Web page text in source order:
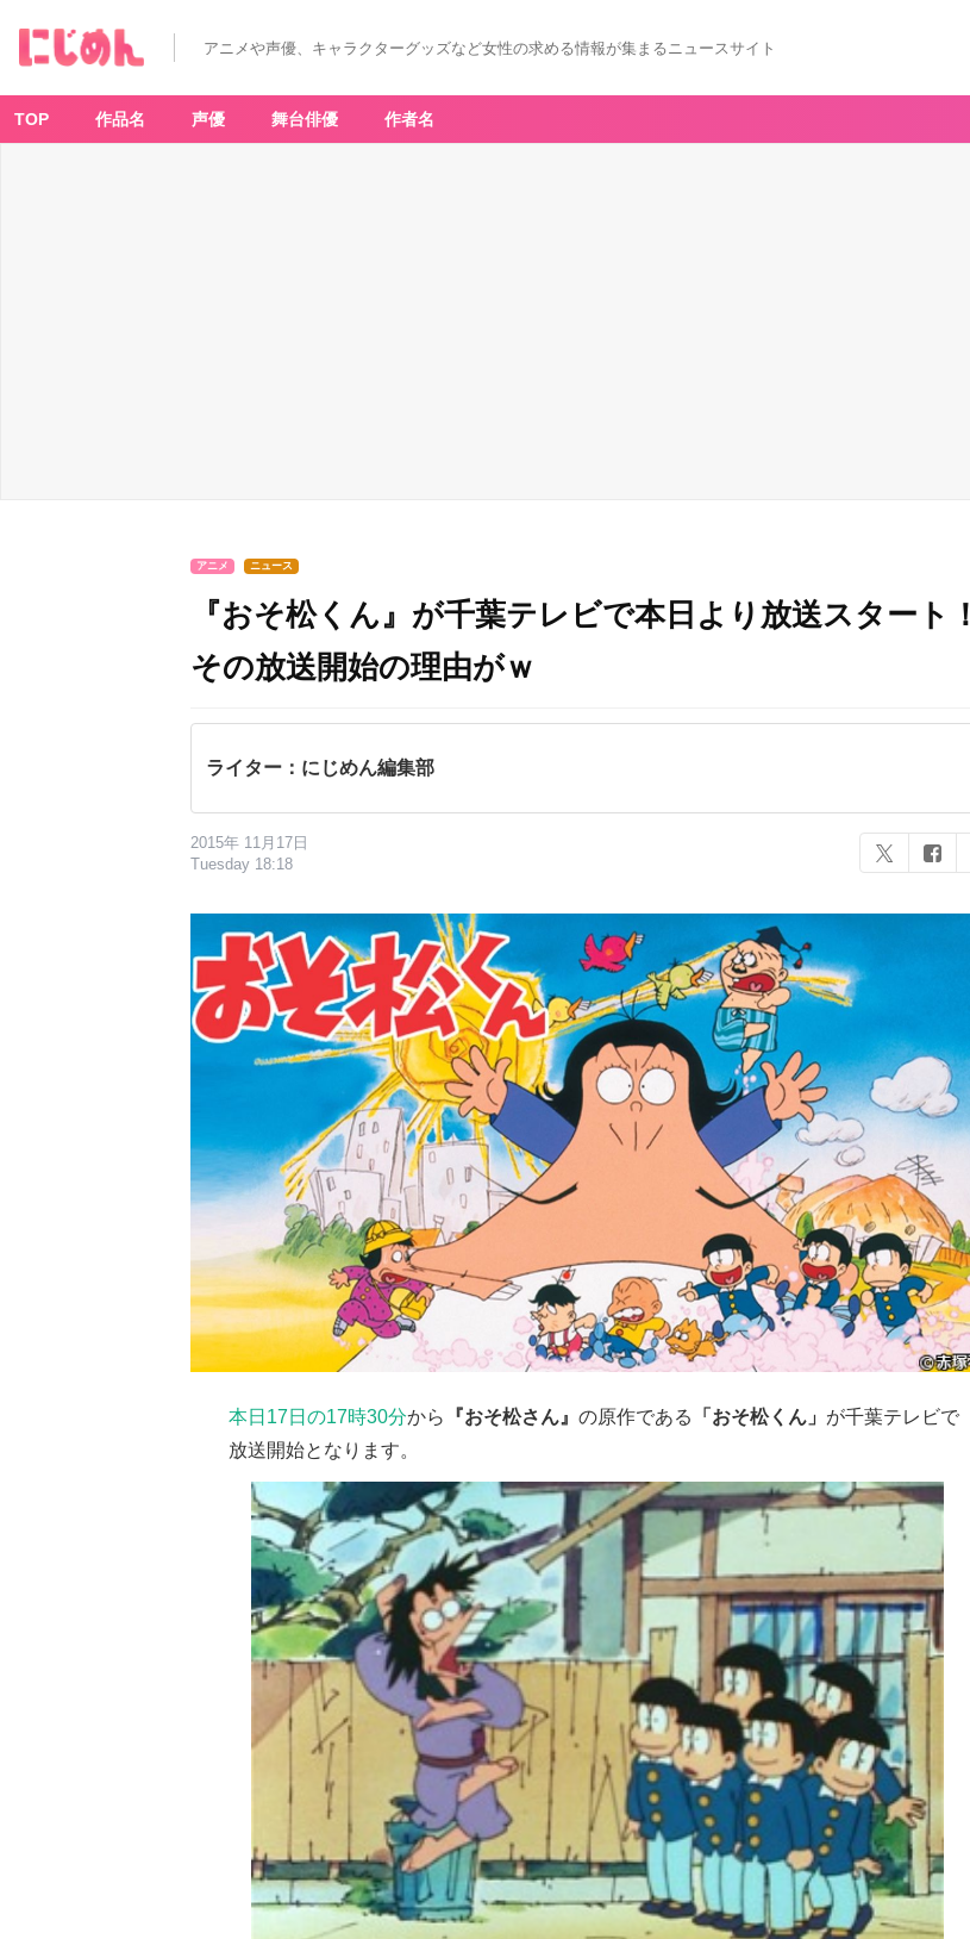
アニメや声優、キャラクターグッズなど女性の求める情報が集まるニュースサイト
TOP 作品名 声優 舞台俳優 作者名
アニメ ニュース
『おそ松くん』が千葉テレビで本日より放送スタート！
その放送開始の理由がｗ
ライター：にじめん編集部
2015年 11月17日
Tuesday 18:18
本日17日の17時30分から 『おそ松さん』 の原作である 「おそ松くん」 が千葉テレビで
放送開始となります。